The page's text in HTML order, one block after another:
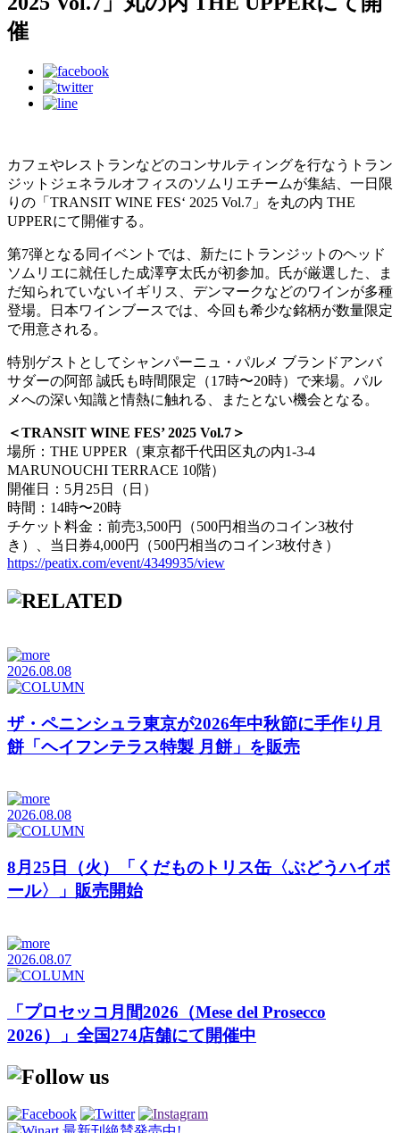
催
カフェやレストランなどのコンサルティングを行なうトラン
ジットジェネラルオフィスのソムリエチームが集結、一日限
りの「TRANSIT WINE FES‘ 2025 Vol.7」を丸の内 THE
UPPERにて開催する。
第7弾となる同イベントでは、新たにトランジットのヘッド
ソムリエに就任した成澤亨太氏が初参加。氏が厳選した、ま
だ知られていないイギリス、デンマークなどのワインが多種
登場。日本ワインブースでは、今回も希少な銘柄が数量限定
で用意される。
特別ゲストとしてシャンパーニュ・パルメ ブランドアンバ
サダーの阿部 誠氏も時間限定（17時〜20時）で来場。パル
メへの深い知識と情熱に触れる、またとない機会となる。
＜TRANSIT WINE FES’ 2025 Vol.7＞
場所：THE UPPER（東京都千代田区丸の内1-3-4
MARUNOUCHI TERRACE 10階）
開催日：5月25日（日）
時間：14時〜20時
チケット料金：前売3,500円（500円相当のコイン3枚付
き）、当日券4,000円（500円相当のコイン3枚付き）
https://peatix.com/event/4349935/view
2026.08.08
ザ・ペニンシュラ東京が2026年中秋節に手作り月
餅「ヘイフンテラス特製 月餅」を販売
2026.08.08
8月25日（火）「くだものトリス缶〈ぶどうハイボ
ール〉」販売開始
2026.08.07
「プロセッコ月間2026（Mese del Prosecco
2026）」全国274店舗にて開催中